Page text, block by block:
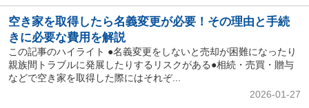
空き家を取得したら名義変更が必要！その理由と手続
きに必要な費用を解説
この記事のハイライト ●名義変更をしないと売却が困難になったり
親族間トラブルに発展したりするリスクがある●相続・売買・贈与
などで空き家を取得した際にはそれぞ...
2026-01-27